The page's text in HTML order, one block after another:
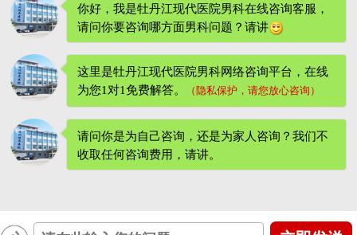
你好，我是牡丹江现代医院男科在线咨询客服，
请问你要咨询哪方面男科问题？请讲
这里是牡丹江现代医院男科网络咨询平台，在线
为您1对1免费解答。
（隐私保护，请您放心咨询）
请问你是为自己咨询，还是为家人咨询？我们不
收取任何咨询费用 ，请讲。